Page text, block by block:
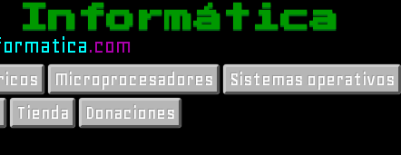
Informática
.com
Microprocesadores Sistemas operativos
Tienda Donaciones